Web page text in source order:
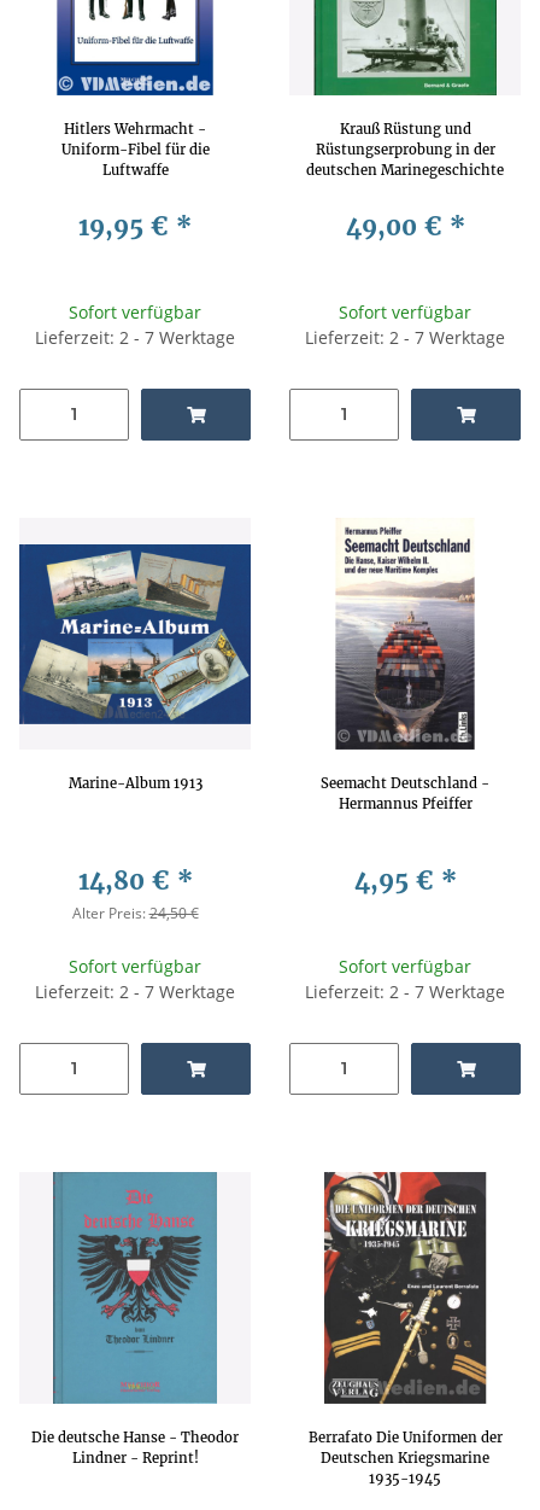
Hitlers Wehrmacht -
Uniform-Fibel für die
Luftwaffe
19,95 € *
Sofort verfügbar
Lieferzeit: 2 - 7 Werktage
Krauß Rüstung und
Rüstungserprobung in der
deutschen Marinegeschichte
49,00 € *
Sofort verfügbar
Lieferzeit: 2 - 7 Werktage
Marine-Album 1913
14,80 € *
Alter Preis:24,50 €
Sofort verfügbar
Lieferzeit: 2 - 7 Werktage
Seemacht Deutschland -
Hermannus Pfeiffer
4,95 € *
Sofort verfügbar
Lieferzeit: 2 - 7 Werktage
Die deutsche Hanse - Theodor
Lindner - Reprint!
Berrafato Die Uniformen der
Deutschen Kriegsmarine
1935-1945